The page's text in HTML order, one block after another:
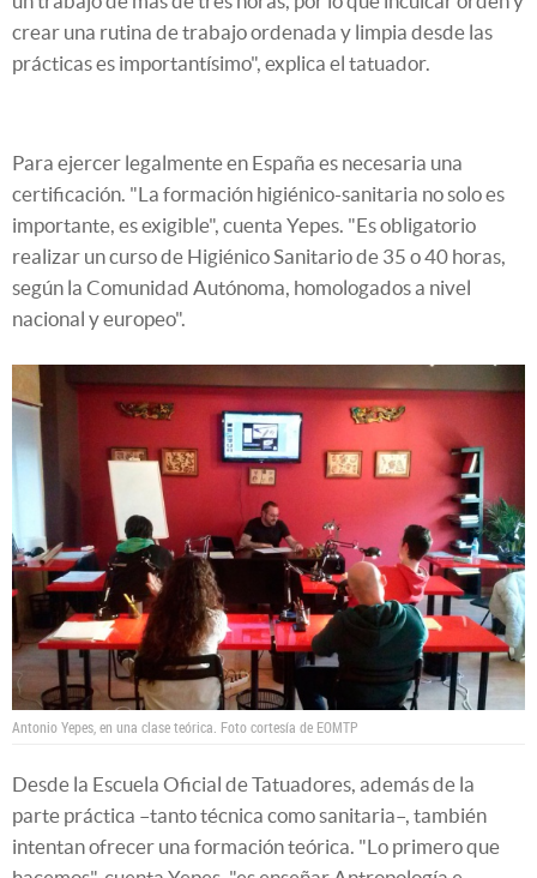
crear una rutina de trabajo ordenada y limpia desde las
prácticas es importantísimo", explica el tatuador.
Para ejercer legalmente en España es necesaria una
certificación. "La formación higiénico-sanitaria no solo es
importante, es exigible", cuenta Yepes. "Es obligatorio
realizar un curso de Higiénico Sanitario de 35 o 40 horas,
según la Comunidad Autónoma, homologados a nivel
nacional y europeo".
Antonio Yepes, en una clase teórica. Foto cortesía de EOMTP
Desde la Escuela Oficial de Tatuadores, además de la
parte práctica –tanto técnica como sanitaria–, también
intentan ofrecer una formación teórica. "Lo primero que